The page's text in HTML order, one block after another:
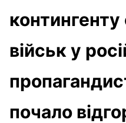
військ у
почало